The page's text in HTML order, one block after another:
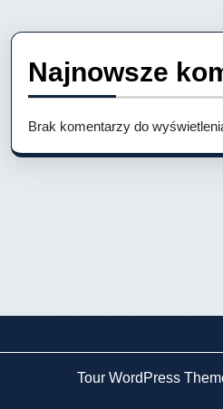
Najnowsze
Brak komentarzy do
Tour WordPress